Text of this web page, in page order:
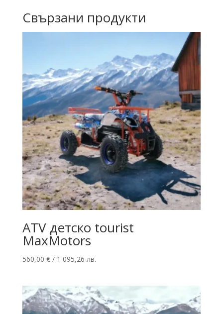
Свързани продукти
ATV детско tourist
MaxMotors
560,00 €/ 1 095,26 лв.